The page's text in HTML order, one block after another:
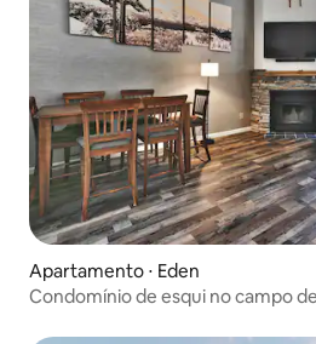
Apartamento ⋅ Eden
Condomínio de esqui no campo